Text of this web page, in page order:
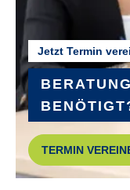
SHIMANO Acera
HORN Catena 17
Jetzt Termin
TERMIN